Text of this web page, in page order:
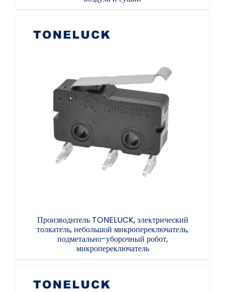
Производитель TONELUCK, электрический
толкатель, небольшой микропереключатель,
подметально-уборочный робот,
микропереключатель
Производитель TONELUCK, электрический
толкатель, небольшой микропереключатель,
подметально-уборочный робот,
микропереключатель